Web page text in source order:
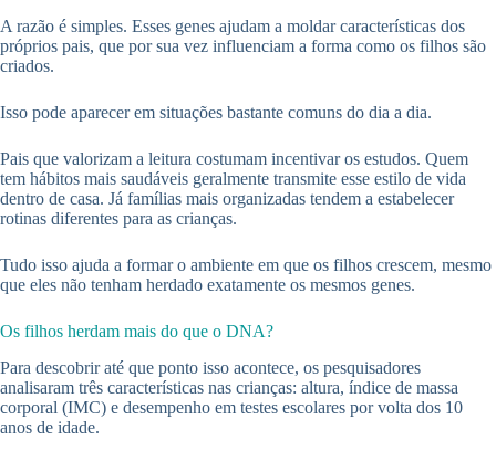
A razão é simples. Esses genes ajudam a moldar características dos
próprios pais, que por sua vez influenciam a forma como os filhos são
criados.
Isso pode aparecer em situações bastante comuns do dia a dia.
Pais que valorizam a leitura costumam incentivar os estudos. Quem
tem hábitos mais saudáveis geralmente transmite esse estilo de vida
dentro de casa. Já famílias mais organizadas tendem a estabelecer
rotinas diferentes para as crianças.
Tudo isso ajuda a formar o ambiente em que os filhos crescem, mesmo
que eles não tenham herdado exatamente os mesmos genes.
Os filhos herdam mais do que o DNA?
Para descobrir até que ponto isso acontece, os pesquisadores
analisaram três características nas crianças: altura, índice de massa
corporal (IMC) e desempenho em testes escolares por volta dos 10
anos de idade.